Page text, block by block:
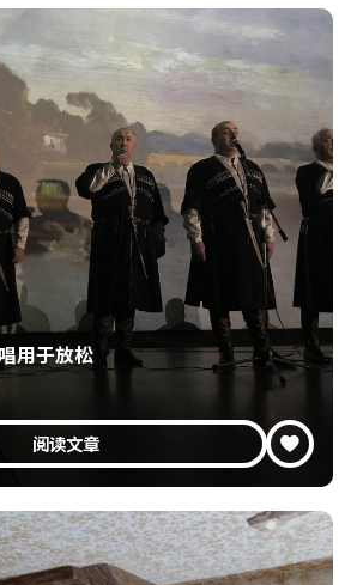
用于放松
阅读文章